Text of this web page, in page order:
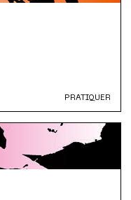
PRATIQUER